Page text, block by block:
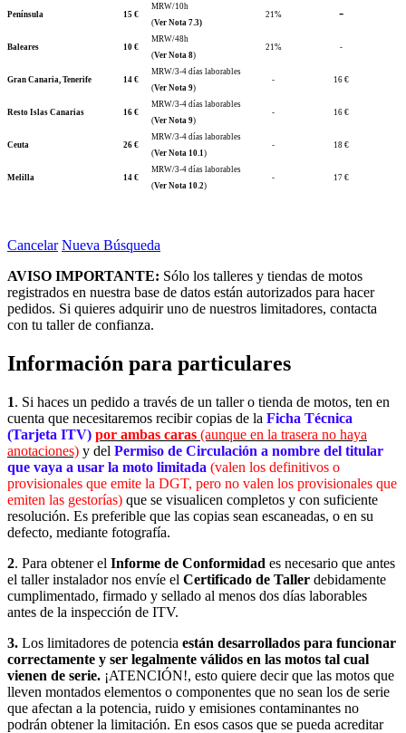
Península 15 €
MRW/10h
(Ver Nota 7.3)
21% -
Baleares 10 €
MRW/48h
(Ver Nota 8)
21% -
Gran Canaria, Tenerife 14 €
MRW/3-4 días laborables
(Ver Nota 9)
- 16 €
Resto Islas Canarias 16 €
MRW/3-4 días laborables
(Ver Nota 9)
- 16 €
Ceuta 26 €
MRW/3-4 días laborables
(Ver Nota 10.1 )
- 18 €
Melilla 14 €
MRW/3-4 días laborables
(Ver Nota 10.2)
- 17 €
Cancelar Nueva Búsqueda
AVISO IMPORTANTE: Sólo los talleres y tiendas de motos
registrados en nuestra base de datos están autorizados para hacer
pedidos. Si quieres adquirir uno de nuestros limitadores, contacta
con tu taller de confianza.
Información para particulares
1. Si haces un pedido a través de un taller o tienda de motos, ten en
cuenta que necesitaremos recibir copias de la Ficha Técnica
(Tarjeta ITV) por ambas caras (aunque en la trasera no haya
anotaciones) y del Permiso de Circulación a nombre del titular
que vaya a usar la moto limitada (valen los definitivos o
provisionales que emite la DGT, pero no valen los provisionales que
emiten las gestorías) que se visualicen completos y con suficiente
resolución. Es preferible que las copias sean escaneadas, o en su
defecto, mediante fotografía.
2. Para obtener el Informe de Conformidad es necesario que antes
el taller instalador nos envíe el Certificado de Taller debidamente
cumplimentado, firmado y sellado al menos dos días laborables
antes de la inspección de ITV.
3. Los limitadores de potencia están desarrollados para funcionar
correctamente y ser legalmente válidos en las motos tal cual
vienen de serie. ¡ATENCIÓN!, esto quiere decir que las motos que
lleven montados elementos o componentes que no sean los de serie
que afectan a la potencia, ruido y emisiones contaminantes no
podrán obtener la limitación. En esos casos que se pueda acreditar